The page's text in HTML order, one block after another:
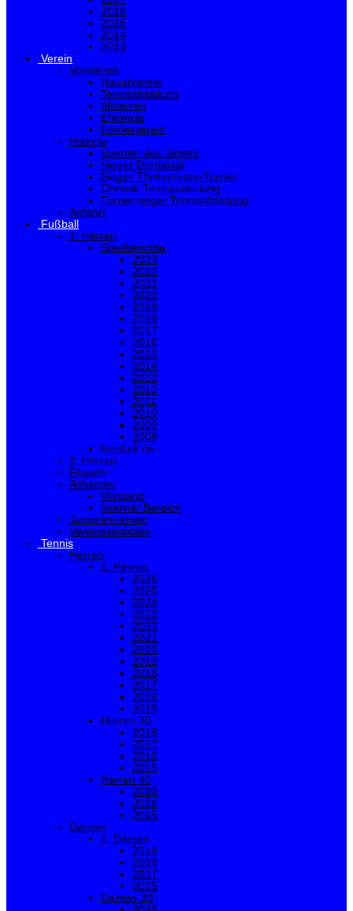
2016
2015
2014
2013
Verein
Vorstände
Hauptverein
Tennisabteilung
Altherren
Ehrenrat
Förderverein
Historie
Sportler des Jahres
Sieger Dorfpokal
Sieger Thekenteam-Turnier
Chronik Tennisabteilung
Turniersieger Tennisabteilung
Anfahrt
Fußball
1. Herren
Spielberichte
2023
2022
2021
2020
2019
2018
2017
2016
2015
2014
2013
2012
2011
2010
2009
2008
fussball.de
2. Herren
Frauen
Altherren
Vorstand
Interner Bereich
Junioren/-innen
Vereinsspielplan
Tennis
Herren
1. Herren
2026
2025
2024
2023
2022
2021
2020
2019
2018
2017
2016
2015
Herren 30
2018
2017
2016
2015
Herren 40
2020
2016
2015
Damen
1. Damen
2019
2018
2017
2015
Damen 30